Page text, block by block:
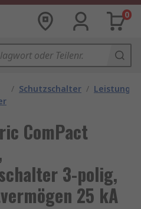
0
/ Schutzschalter /
ComPact
3-polig,
25 kA